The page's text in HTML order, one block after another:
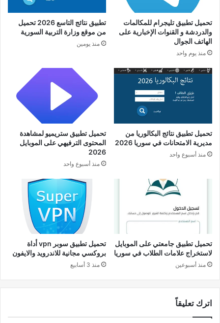
تحميل تطبيق تليجرام للمكالمات
والدردشة و القنوات الإخبارية على
الهاتف الجوال
منذ يوم واحد
تطبيق نتائج التاسع 2026 تحميل
من موقع وزارة التربية السورية
منذ يومين
تحميل تطبيق نتائج البكالوريا من
مديرية الامتحانات في سوريا 2026
منذ أسبوع واحد
تحميل تطبيق ستريميو لمشاهدة
المحتوى الترفيهي على الموبايل
2026
منذ أسبوع واحد
تحميل تطبيق جامعتي على الموبايل
لاستخراج علامات الطلاب في سوريا
منذ أسبوعين
تحميل تطبيق سوبر vpn أداة
بروكسي مجانية للاندرويد والايفون
منذ 3 أسابيع
اترك تعليقاً